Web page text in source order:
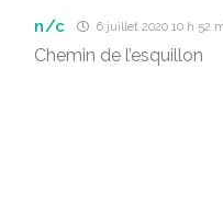
n/c 6 juillet 2020 10 h 52
Chemin de l’esquillon